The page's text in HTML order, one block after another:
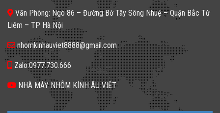
𝐂𝐡𝐨̣𝐧
𝐆𝐚̣𝐜𝐡
𝐊𝐢́𝐧𝐡
𝐓𝐫𝐨𝐧𝐠
𝐓𝐡𝐢𝐞̂́𝐭
𝐊𝐞̂́?
đa
dạng
cho
không
gian
sống
Văn Phòng: Ngõ 86 – Đường Bờ Tây Sông Nhuệ – Quận Bắc Từ
Liêm – TP Hà Nội
nhomkinhauviet8888@gmail.com
Zalo:0977.730.666
NHÀ MÁY NHÔM KÍNH ÂU VIỆT